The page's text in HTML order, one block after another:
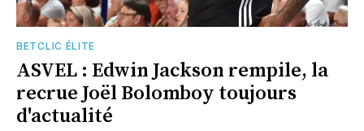
BETCLIC ÉLITE
ASVEL : Edwin Jackson rempile, la
recrue Joël Bolomboy toujours
d'actualité